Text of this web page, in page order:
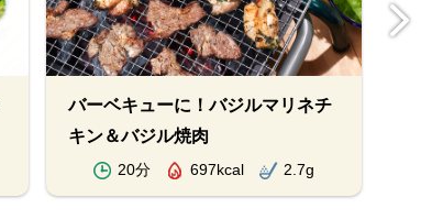
バーベキューに！バジルマリネチ
キン＆バジル焼肉
20分 697kcal 2.7g